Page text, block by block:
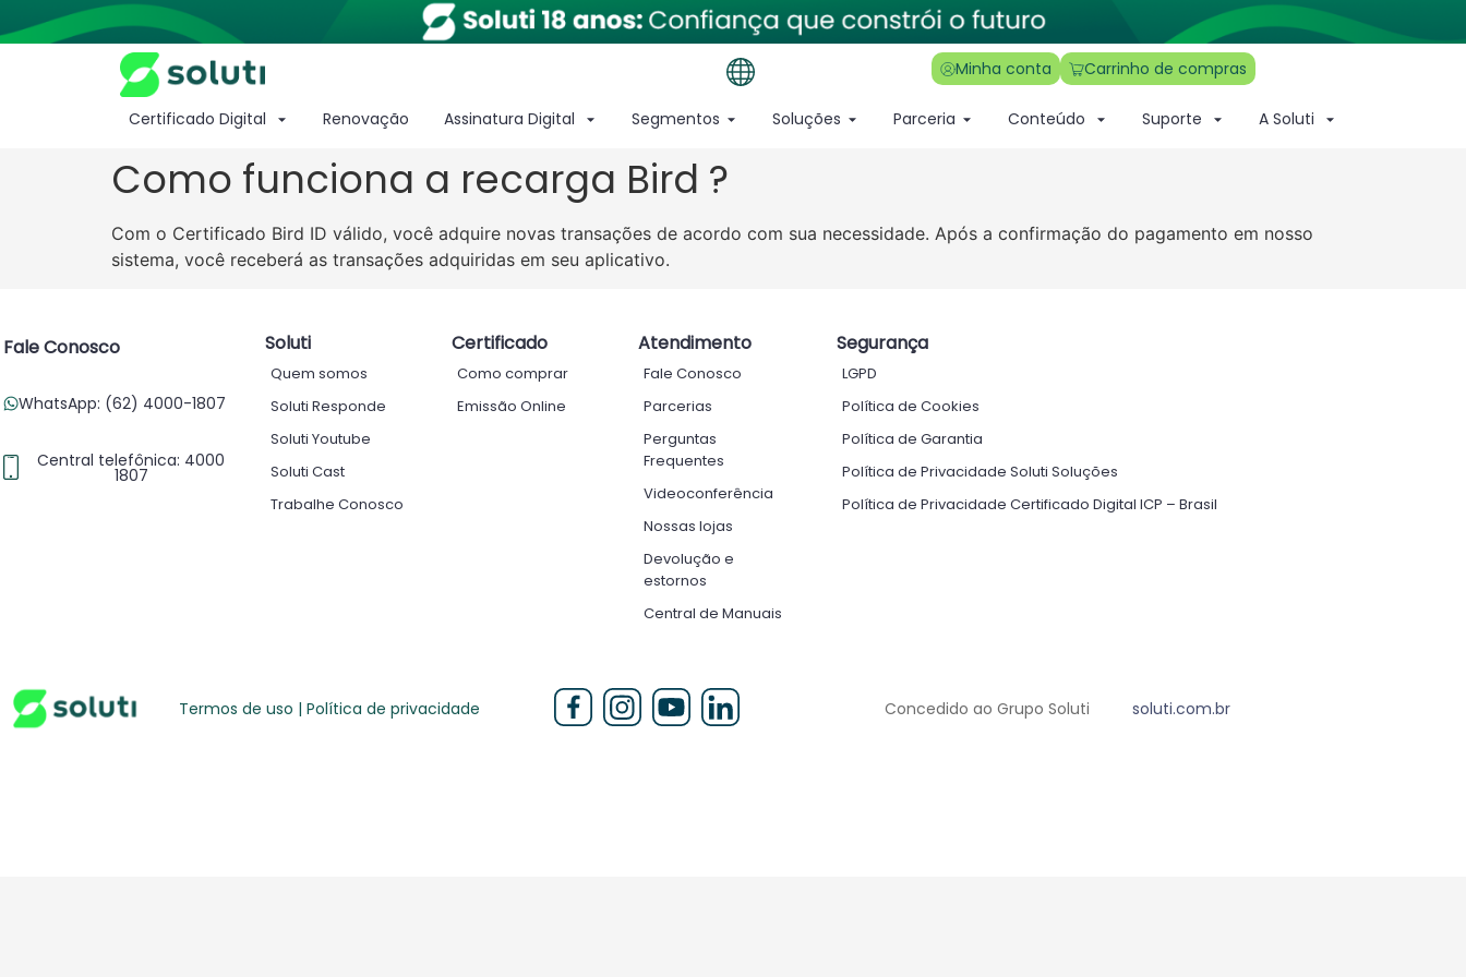
Minha conta Carrinho de compras
Certificado Digital Renovação Assinatura Digital Segmentos Soluções Parceria Conteúdo Suporte A Soluti
Como funciona a recarga Bird ?
Com o Certificado Bird ID válido, você adquire novas transações de acordo com sua necessidade. Após a confirmação do pagamento em nosso
sistema, você receberá as transações adquiridas em seu aplicativo.
Fale Conosco
WhatsApp: (62) 4000-1807
Central telefônica: 4000
1807
Soluti
Quem somos
Soluti Responde
Soluti Youtube
Soluti Cast
Trabalhe Conosco
Certificado
Como comprar
Emissão Online
Atendimento
Fale Conosco
Parcerias
Perguntas
Frequentes
Videoconferência
Nossas lojas
Devolução e
estornos
Central de Manuais
Segurança
LGPD
Política de Cookies
Política de Garantia
Política de Privacidade Soluti Soluções
Política de Privacidade Certificado Digital ICP – Brasil ​
Termos de uso | Política de privacidade Concedido ao Grupo Soluti soluti.com.br